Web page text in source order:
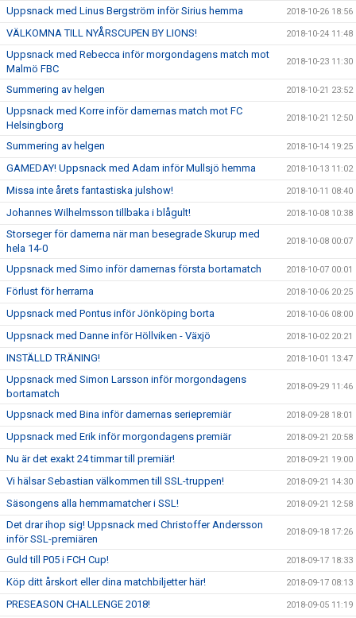
Uppsnack med Linus Bergström inför Sirius hemma 2018-10-26 18:56
VÄLKOMNA TILL NYÅRSCUPEN BY LIONS! 2018-10-24 11:48
Uppsnack med Rebecca inför morgondagens match mot
Malmö FBC
2018-10-23 11:30
Summering av helgen 2018-10-21 23:52
Uppsnack med Korre inför damernas match mot FC
Helsingborg
2018-10-21 12:50
Summering av helgen 2018-10-14 19:25
GAMEDAY! Uppsnack med Adam inför Mullsjö hemma 2018-10-13 11:02
Missa inte årets fantastiska julshow! 2018-10-11 08:40
Johannes Wilhelmsson tillbaka i blågult! 2018-10-08 10:38
Storseger för damerna när man besegrade Skurup med
hela 14-0
2018-10-08 00:07
Uppsnack med Simo inför damernas första bortamatch 2018-10-07 00:01
Förlust för herrarna 2018-10-06 20:25
Uppsnack med Pontus inför Jönköping borta 2018-10-06 08:00
Uppsnack med Danne inför Höllviken - Växjö 2018-10-02 20:21
INSTÄLLD TRÄNING! 2018-10-01 13:47
Uppsnack med Simon Larsson inför morgondagens
bortamatch
2018-09-29 11:46
Uppsnack med Bina inför damernas seriepremiär 2018-09-28 18:01
Uppsnack med Erik inför morgondagens premiär 2018-09-21 20:58
Nu är det exakt 24 timmar till premiär! 2018-09-21 19:00
Vi hälsar Sebastian välkommen till SSL-truppen! 2018-09-21 14:30
Säsongens alla hemmamatcher i SSL! 2018-09-21 12:58
Det drar ihop sig! Uppsnack med Christoffer Andersson
inför SSL-premiären
2018-09-18 17:26
Guld till P05 i FCH Cup! 2018-09-17 18:33
Köp ditt årskort eller dina matchbiljetter här! 2018-09-17 08:13
PRESEASON CHALLENGE 2018! 2018-09-05 11:19